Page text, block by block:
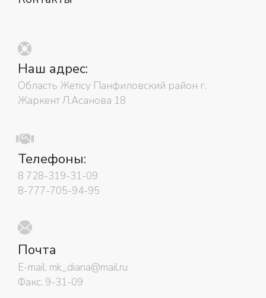
Наш адрес:
Область Жетісу Панфиловский район г.
Жаркент Л.Асанова 18
Телефоны:
8 728-319-31-09
8-777-705-94-95
Почта
E-mail: mk_diana@mail.ru
Факс: 9-31-09